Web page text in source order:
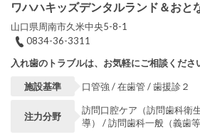
ワハハキッズデンタルランド＆おと
山口県周南市久米中央5-8-1
0834-36-3311
入れ歯のトラブルは、お気軽にご相談くださ
施設基準 口管強 / 在歯管 / 歯援診２
注力分野
訪問口腔ケア（訪問歯科衛
導） / 訪問歯科一般（義歯等